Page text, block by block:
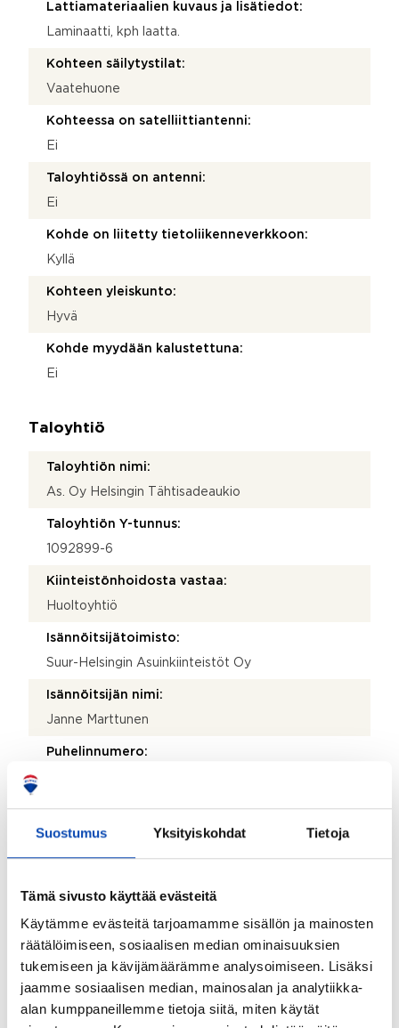
Suostumus Yksityiskohdat Tietoja
Tämä sivusto käyttää evästeitä
Käytämme evästeitä tarjoamamme sisällön ja mainosten
räätälöimiseen, sosiaalisen median ominaisuuksien
tukemiseen ja kävijämäärämme analysoimiseen. Lisäksi
jaamme sosiaalisen median, mainosalan ja analytiikka-
alan kumppaneillemme tietoja siitä, miten käytät
Lattiamateriaalien kuvaus ja lisätiedot:
Laminaatti, kph laatta.
Kohteen säilytystilat:
Vaatehuone
Kohteessa on satelliittiantenni:
Ei
Taloyhtiössä on antenni:
Ei
Kohde on liitetty tietoliikenneverkkoon:
Kyllä
Kohteen yleiskunto:
Hyvä
Kohde myydään kalustettuna:
Ei
Taloyhtiö
Taloyhtiön nimi:
As. Oy Helsingin Tähtisadeaukio
Taloyhtiön Y-tunnus:
1092899-6
Kiinteistönhoidosta vastaa:
Huoltoyhtiö
Isännöitsijätoimisto:
Suur-Helsingin Asuinkiinteistöt Oy
Isännöitsijän nimi:
Janne Marttunen
Puhelinnumero:
Katuosoite:
Kauppakartanonkatu 11
00930
Postitoimipaikka:
Helsinki
21.08.2025